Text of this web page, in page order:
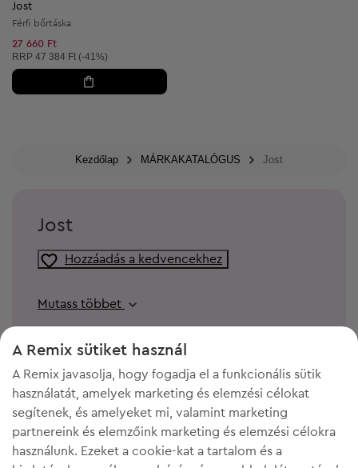
Jost
Férfi bőrtáska
27 660 Ft
Ajánlott ár:
RRP 47 384 Ft (-41%)
Kezdőlap MÁRKAKATALÓGUS Jost
Jost
Hozzáadás a kedvencekhez
Mutass többet
A Remix sütiket használ
A Remix javasolja, hogy fogadja el a funkcionális sütik
használatát, amelyek marketing és elemzési célokat
segítenek, és amelyeket mi, valamint marketing
partnereink és elemzőink marketing és elemzési célokra
használunk. Ezeket a cookie-kat a tartalom és a